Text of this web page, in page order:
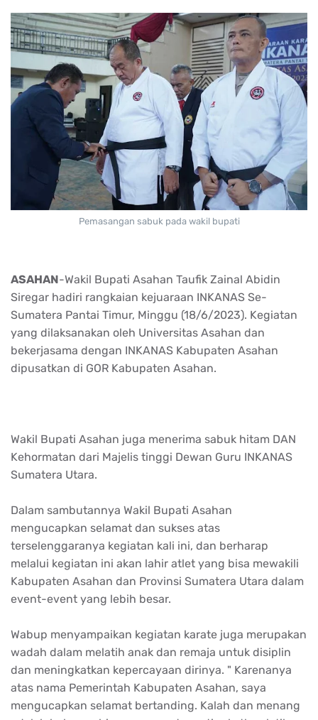
Pemasangan sabuk pada wakil bupati
ASAHAN-Wakil Bupati Asahan Taufik Zainal Abidin
Siregar hadiri rangkaian kejuaraan INKANAS Se-
Sumatera Pantai Timur, Minggu (18/6/2023). Kegiatan
yang dilaksanakan oleh Universitas Asahan dan
bekerjasama dengan INKANAS Kabupaten Asahan
dipusatkan di GOR Kabupaten Asahan.
Wakil Bupati Asahan juga menerima sabuk hitam DAN
Kehormatan dari Majelis tinggi Dewan Guru INKANAS
Sumatera Utara.
Dalam sambutannya Wakil Bupati Asahan
mengucapkan selamat dan sukses atas
terselenggaranya kegiatan kali ini, dan berharap
melalui kegiatan ini akan lahir atlet yang bisa mewakili
Kabupaten Asahan dan Provinsi Sumatera Utara dalam
event-event yang lebih besar.
Wabup menyampaikan kegiatan karate juga merupakan
wadah dalam melatih anak dan remaja untuk disiplin
dan meningkatkan kepercayaan dirinya. " Karenanya
atas nama Pemerintah Kabupaten Asahan, saya
mengucapkan selamat bertanding. Kalah dan menang